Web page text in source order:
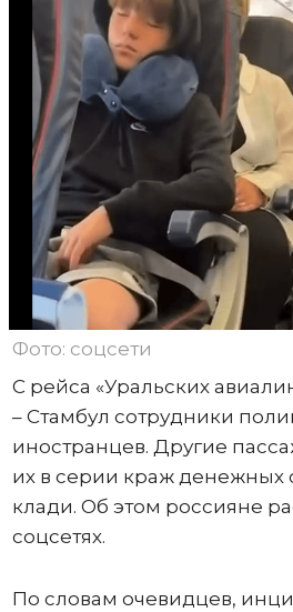
Фото: соцсети
С рейса «Уральских
– Стамбул сотрудники
иностранцев. Другие
их в серии краж денежных
клади. Об этом россияне
соцсетях.
По словам очевидцев,